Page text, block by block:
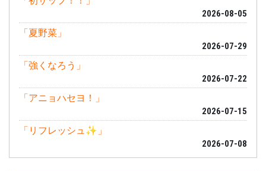
2026-08-05
「夏野菜」
2026-07-29
「強くなろう」
2026-07-22
「アニョハセヨ！」
2026-07-15
「リフレッシュ✨」
2026-07-08